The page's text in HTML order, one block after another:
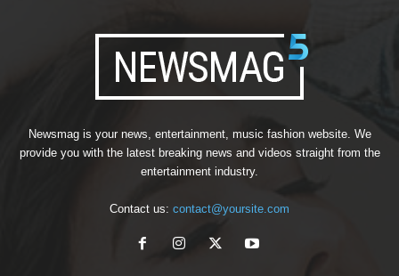
Newsmag is your news, entertainment, music fashion website. We
provide you with the latest breaking news and videos straight from the
entertainment industry.
Contact us: contact@yoursite.com